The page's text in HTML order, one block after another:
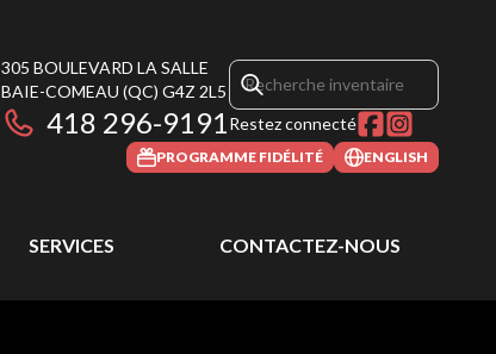
305 BOULEVARD LA SALLE
BAIE-COMEAU (QC) G4Z 2L5
418 296-9191Restez connecté
PROGRAMME FIDÉLITÉ ENGLISH
SERVICES CONTACTEZ-NOUS